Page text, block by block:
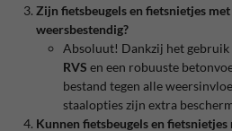
Zijn fietsbeugels en fietsnietjes
weersbestendig?
Absoluut! Dankzij het gebruik
RVS en een robuuste
bestand tegen alle
staalopties zijn extra
Kunnen fietsbeugels en